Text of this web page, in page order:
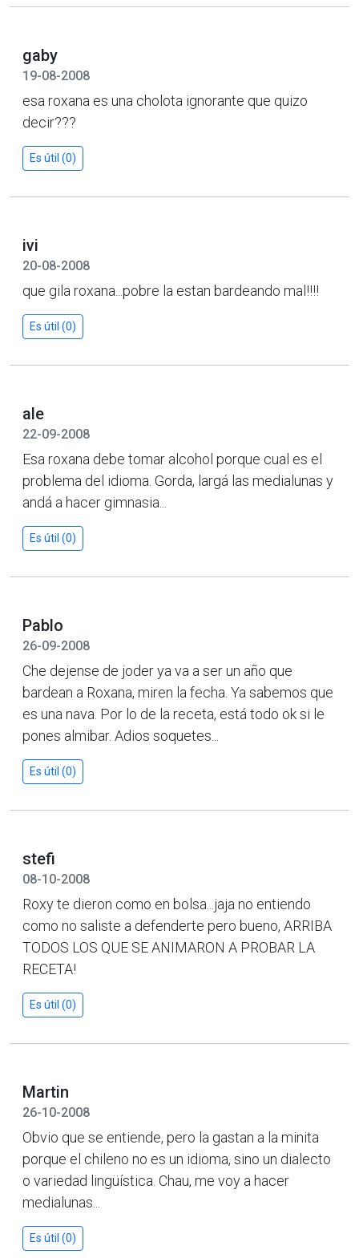
gaby
19-08-2008
esa roxana es una cholota ignorante que quizo
decir???
Es útil (0)
ivi
20-08-2008
que gila roxana...pobre la estan bardeando mal!!!!
Es útil (0)
ale
22-09-2008
Esa roxana debe tomar alcohol porque cual es el
problema del idioma. Gorda, largá las medialunas y
andá a hacer gimnasia...
Es útil (0)
Pablo
26-09-2008
Che dejense de joder ya va a ser un año que
bardean a Roxana, miren la fecha. Ya sabemos que
es una nava. Por lo de la receta, está todo ok si le
pones almibar. Adios soquetes...
Es útil (0)
stefi
08-10-2008
Roxy te dieron como en bolsa...jaja no entiendo
como no saliste a defenderte pero bueno, ARRIBA
TODOS LOS QUE SE ANIMARON A PROBAR LA
RECETA!
Es útil (0)
Martin
26-10-2008
Obvio que se entiende, pero la gastan a la minita
porque el chileno no es un idioma, sino un dialecto
o variedad lingüística. Chau, me voy a hacer
medialunas...
Es útil (0)